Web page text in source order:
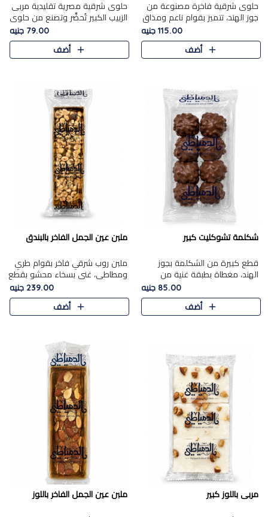
حلوى شرقية فاخرة مصنوعة من
جوز الهند، تتميز بقوام ناعم ومذاق
غني، وتزين بقطع من الفستق
الفاخر التي تضيف عليها قرمشة
115.00 جنيه
أضف
حلوى شرقية مصرية تقليدية مربى
الزبيب الكبير تُحضَّر وتصنع من حلوي
جوز الهند باسد بقوام طري ومذاق
غني، وتُزين وتغطا بحبات الزبيب
الذهبي التي ..
79.00 جنيه
أضف
شكلمة تشوكليت كبير
قطع كبيرة من الشكلمة بجوز
الهند، مغطاة بطبقة غنية من
الشوكولاتة الفاخرة لتجمع بين
القوام الطري من الداخل مركز جوز
الهند المطاطي والمذاق الغن..
85.00 جنيه
أضف
ملبن عين الجمل الفاخر بالبندق
ملبن روب شرقي فاخر بقوام طري
ومطاطي، غني بسخاء محشو بقطع
عين الجمل والبندق المحمص التي
تضيف قرمشة مميزة مُرضية
ونكهة جوزية غنية في كل
239.00 جنيه
أضف
مربى باللوز كبير ملبن عين الجمل الفاخر باللوز